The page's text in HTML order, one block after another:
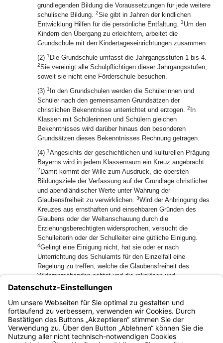
grundlegenden Bildung die Voraussetzungen für jede weitere
schulische Bildung. 2Sie gibt in Jahren der kindlichen
Entwicklung Hilfen für die persönliche Entfaltung. 3Um den
Kindern den Übergang zu erleichtern, arbeitet die
Grundschule mit den Kindertageseinrichtungen zusammen.
(2) 1 Die Grundschule umfasst die Jahrgangsstufen 1 bis 4.
2Sie vereinigt alle Schulpflichtigen dieser Jahrgangsstufen,
soweit sie nicht eine Förderschule besuchen.
(3) 1 In den Grundschulen werden die Schülerinnen und
Schüler nach den gemeinsamen Grundsätzen der
christlichen Bekenntnisse unterrichtet und erzogen. 2 In
Klassen mit Schülerinnen und Schülern gleichen
Bekenntnisses wird darüber hinaus den besonderen
Grundsätzen dieses Bekenntnisses Rechnung getragen.
(4) 1Angesichts der geschichtlichen und kulturellen Prägung
Bayerns wird in jedem Klassenraum ein Kreuz angebracht.
2 Damit kommt der Wille zum Ausdruck, die obersten
Bildungsziele der Verfassung auf der Grundlage christlicher
und abendländischer Werte unter Wahrung der
Glaubensfreiheit zu verwirklichen. 3Wird der Anbringung des
Kreuzes aus ernsthaften und einsehbaren Gründen des
Glaubens oder der Weltanschauung durch die
Erziehungsberechtigten widersprochen, versucht die
Schulleiterin oder der Schulleiter eine gütliche Einigung.
4Gelingt eine Einigung nicht, hat sie oder er nach
Unterrichtung des Schulamts für den Einzelfall eine
Regelung zu treffen, welche die Glaubensfreiheit des
Widersprechenden achtet und die religiösen und
weltanschaulichen Überzeugungen aller in der Klasse
Betroffenen zu einem gerechten Ausgleich bringt; dabei ist
auch der Wille der Mehrheit, soweit möglich, zu
berücksichtigen.